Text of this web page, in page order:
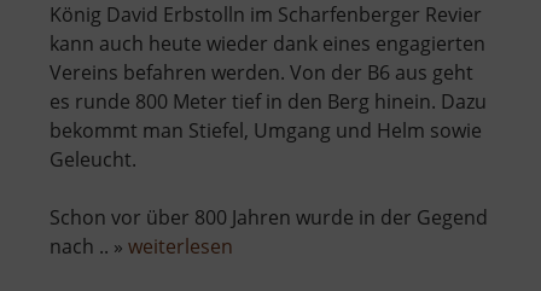
König David Erbstolln im Scharfenberger Revier
kann auch heute wieder dank eines engagierten
Vereins befahren werden. Von der B6 aus geht
es runde 800 Meter tief in den Berg hinein. Dazu
bekommt man Stiefel, Umgang und Helm sowie
Geleucht.
Schon vor über 800 Jahren wurde in der Gegend
nach .. » weiterlesen